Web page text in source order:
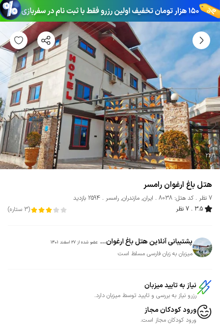
22/1
هتل باغ ارغوان رامسر
7 نظر کد هتل: 8038 ایران, مازندران, رامسر
2594 بازدید
3.5
7 نظر (
3 ستاره)
پشتیبانی آنلاین هتل باغ ارغوان... عضو شده از 27 اسفند 1401
میزبان به زبان فارسی مسلط است
نیاز به تایید میزبان
رزرو نیاز به بررسی و تایید توسط میزبان دارد.
ورود کودکان مجاز
ورود کودکان مجاز است.